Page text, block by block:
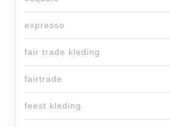
expresso
fair trade kleding
fairtrade
feest kleding